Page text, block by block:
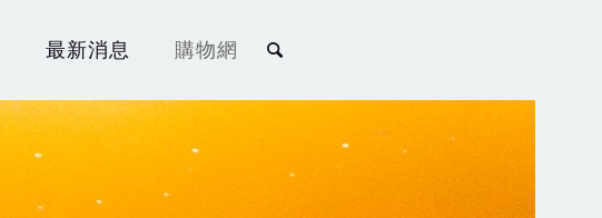
最新消息 購物網